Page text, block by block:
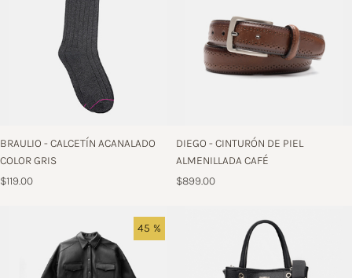
BRAULIO - CALCETÍN ACANALADO
COLOR GRIS
$119.00
DIEGO - CINTURÓN DE PIEL
ALMENILLADA CAFÉ
$899.00
45 %